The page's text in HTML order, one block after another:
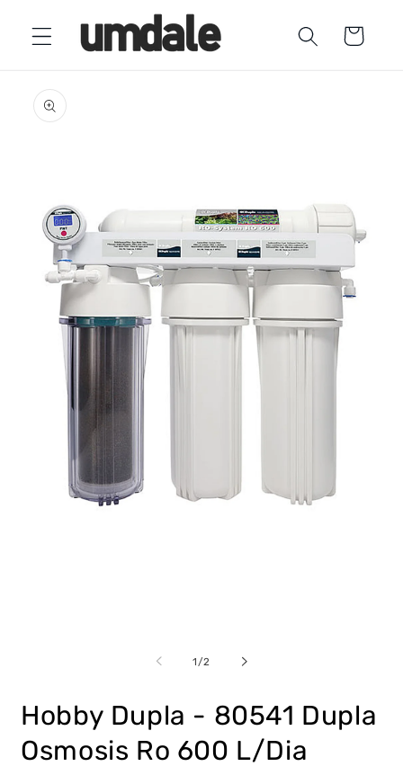
directamente
al contenido
Carrito
a la
información
ventana
modal
1/de
2
Hobby Dupla - 80541 Dupla
Osmosis Ro 600 L/Dia